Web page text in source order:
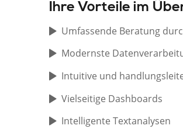
Ihre Vorteile im
Umfassende Beratung
Modernste
Intuitive und
Vielseitige Dashboards
Intelligente Textanalysen